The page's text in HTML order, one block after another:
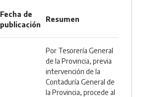
Fecha de
publicación
Resumen
Por Tesorería General
de la Provincia, previa
intervención de la
Contaduría General de
la Provincia, procede al